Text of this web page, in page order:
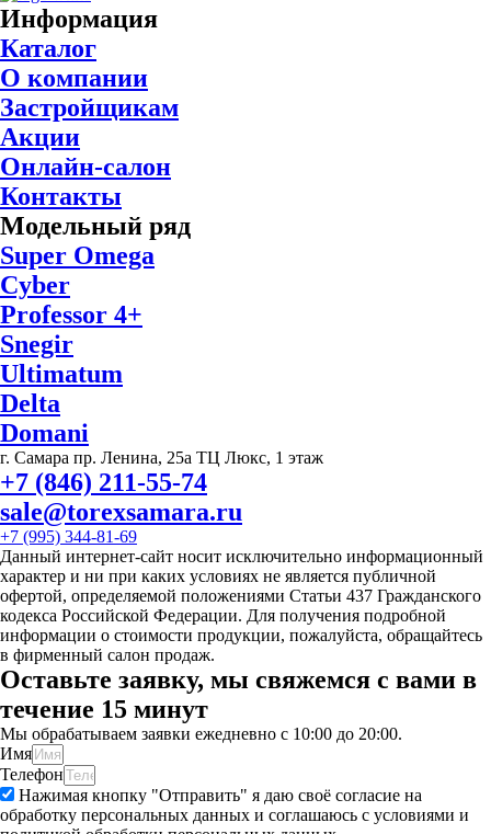
Информация
Каталог
О компании
Застройщикам
Акции
Онлайн-салон
Контакты
Модельный ряд
Super Omega
Cyber
Professor 4+
Snegir
Ultimatum
Delta
Domani
г. Самара пр. Ленина, 25а ТЦ Люкс, 1 этаж
+7 (846) 211-55-74
sale@torexsamara.ru
+7 (995) 344-81-69
Данный интернет-сайт носит исключительно информационный
характер и ни при каких условиях не является публичной
офертой, определяемой положениями Статьи 437 Гражданского
кодекса Российской Федерации. Для получения подробной
информации о стоимости продукции, пожалуйста, обращайтесь
в фирменный салон продаж.
Оставьте заявку, мы свяжемся с вами в
течение 15 минут
Мы обрабатываем заявки ежедневно с 10:00 до 20:00.
Имя
Телефон
Нажимая кнопку "Отправить" я даю своё согласие на
обработку персональных данных и соглашаюсь с условиями и